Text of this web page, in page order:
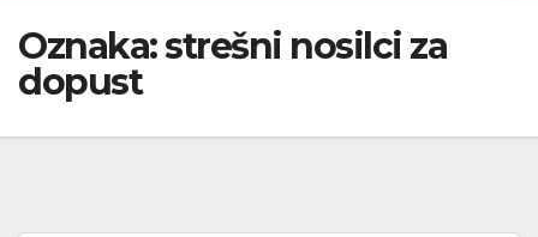
Oznaka:strešni nosilci za
dopust